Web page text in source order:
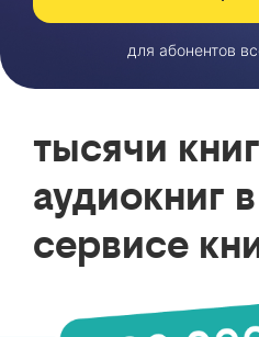
для абонентов
тысячи
аудиокниг в
сервисе